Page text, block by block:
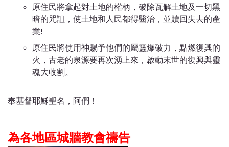
原住民將拿起對土地的權柄，破除瓦解土地及一切黑
暗的咒詛，使土地和人民都得醫治，並贖回失去的產
業!
原住民將使用神賜予他們的屬靈爆破力，點燃復興的
火，古老的泉源要再次湧上來，啟動末世的復興與靈
魂大收割。
奉基督耶穌聖名，阿們！
為各地區城牆教會禱告